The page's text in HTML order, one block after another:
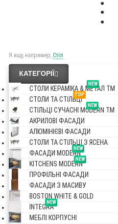
Я ищу, например, Стіл
КАТЕГОРІЇ
NEW
СТОЛИ КЕРАМІКА & МЕТАЛ TM
TOP
СТОЛИ ТА СТІЛЬЦІ
NEW
СТІЛЬЦІ СУЧАСНІ MODERN TM
АКРИЛОВІ ФАСАДИ
АЛЮМІНІЄВІ ФАСАДИ
СТОЛИ ТА СТІЛЬЦІ З ЯСЕНА
NEW
ФАСАДИ MODERN
NEW
KITCHENS MODERN
ПРОФІЛЬНІ ФАСАДИ
ФАСАДИ З МАСИВУ
BOSTON WHITE & GOLD
NEW
INTEGRA
МЕБЛІ КОРПУСНІ